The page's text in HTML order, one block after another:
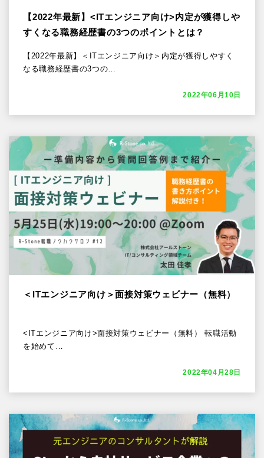
【2022年最新】<ITエンジニア向け>内定が獲得しや
すくなる職務経歴書の3つのポイントとは？
【2022年最新】＜ITエンジニア向け＞内定が獲得しやすく
なる職務経歴書の3つの…
2022年06月10日
＜ITエンジニア向け＞面接対策ウェビナー（無料）
<ITエンジニア向け>面接対策ウェビナー（無料） 転職活動
を始めて…
2022年04月28日